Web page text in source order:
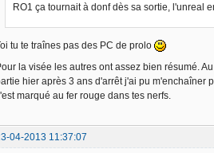
RO1 ça tournait à donf dès sa sortie, l'unreal
tu te traînes pas des PC de prolo
la visée les autres ont assez bien résumé.
hier après 3 ans d'arrêt j'ai pu m'enchaîner
marqué au fer rouge dans tes nerfs.
04-2013 11:37:07